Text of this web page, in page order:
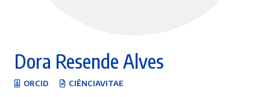
Dora Resende Alves
ORCID CIÊNCIAVITAE